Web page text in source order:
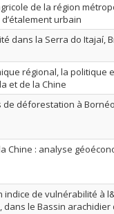
de la région
urbain
dans la Serra do Itajaí,
régional, la politique
et de la Chine
déforestation à
Chine : analyse
indice de vulnérabilité à
le Bassin arachidier